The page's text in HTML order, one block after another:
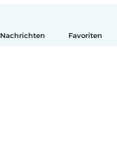
Nachrichten Favoriten